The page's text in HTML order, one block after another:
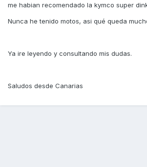
me habian recomendado la kymco super
Nunca he tenido motos, asi qué queda
Ya ire leyendo y consultando mis dudas.
Saludos desde Canarias